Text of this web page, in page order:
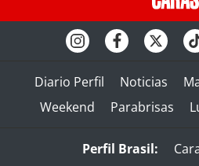
Diario Perfil Noticias
Weekend
Parabrisas
Perfil Brasil: